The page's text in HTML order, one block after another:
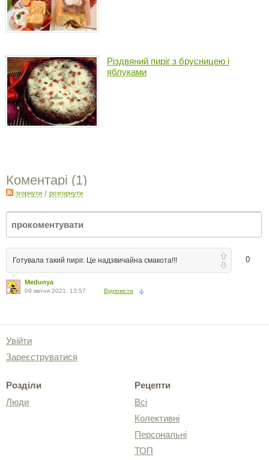
Різдвяний пиріг з брусницею і
яблуками
Коментарі (1)
згорнути / розгорнути
0
Готувала такий пиріг. Це надзвичайна смакота!!!
Medunya
09 квітня 2021, 13:57 Відповісти
Увійти
Зареєструватися
Розділи
Люди
Рецепти
Всі
Колективні
Персональні
ТОП